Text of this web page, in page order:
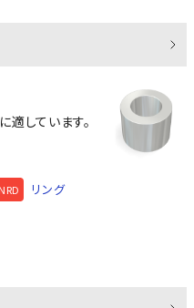
しています。
NRD リング